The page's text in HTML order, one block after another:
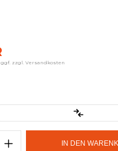
zzgl. Versandkosten
IN DEN